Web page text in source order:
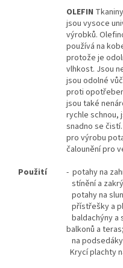
OLEFIN
jsou vysoce
výrobků.
používá na
protože je
vlhkost. Jsou
jsou odolné
proti
jsou také
rychle schnou,
snadno se
pro výrobu
čalounění pro
Použití
- potahy na
stínění a
potahy na
přístřešky a
baldachýny a
balkonů a teras;
na
Krycí plachty